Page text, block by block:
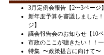
3月定例会報告【2〜3ページ】​
新年度予算を審議しました
ジ】
議会報告会のお知らせ【10ペ
市政のここが聴きたい！！一
特集 〜政策提言に向けて〜